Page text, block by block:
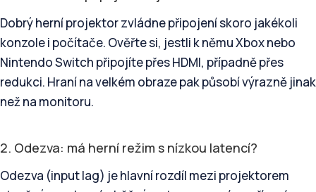
Dobrý herní projektor zvládne připojení skoro jakékoli
konzole i počítače. Ověřte si, jestli k němu Xbox nebo
Nintendo Switch připojíte přes HDMI, případně přes
redukci. Hraní na velkém obraze pak působí výrazně jinak
než na monitoru.
2. Odezva: má herní režim s nízkou latencí?
Odezva (input lag) je hlavní rozdíl mezi projektorem